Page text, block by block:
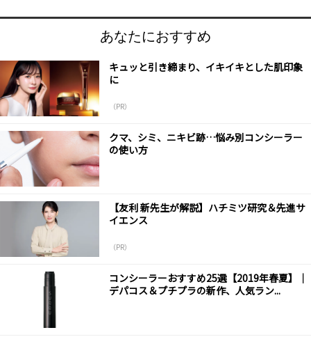
あなたにおすすめ
キュッと引き締まり、イキイキとした肌印象
に
（PR）
クマ、シミ、ニキビ跡…悩み別コンシーラー
の使い方
【友利 新先生が解説】ハチミツ研究＆先進サ
イエンス
（PR）
コンシーラーおすすめ25選【2019年春夏】｜
デパコス＆プチプラの新作、人気ラン...